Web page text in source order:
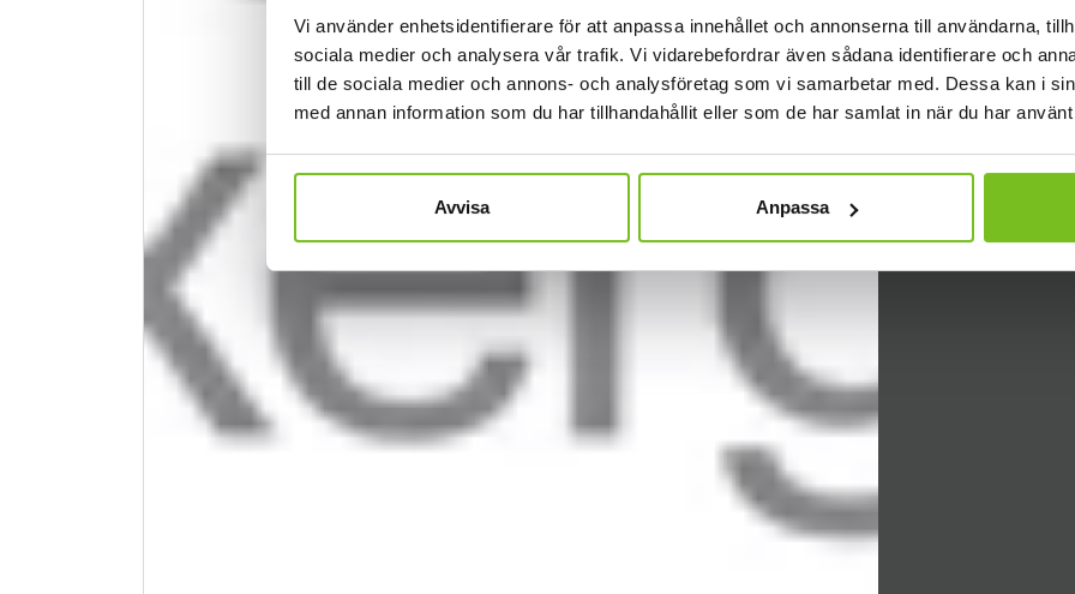
Vi använder enhetsidentifierare för att anpassa innehållet och annonserna till användarna,
sociala medier och analysera vår trafik. Vi vidarebefordrar även sådana identifierare och
till de sociala medier och annons- och analysföretag som vi samarbetar med. Dessa kan i
med annan information som du har tillhandahållit eller som de har samlat in när du har
Avvisa Anpassa